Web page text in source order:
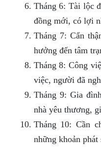
Tháng 6: Tài lộc
đồng mới, có lợi
Tháng 7: Cẩn
hưởng đến tâm
Tháng 8: Công
việc, người đã
Tháng 9: Gia
nhà yêu thương,
Tháng 10: Cần
những khoản